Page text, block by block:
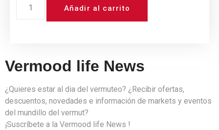
Añadir al carrito
Vermood life News
¿Quieres estar al dia del vermuteo? ¿Recibir ofertas,
descuentos, novedades e información de markets y eventos
del mundillo del vermut?
¡Suscríbete a la Vermood life News !